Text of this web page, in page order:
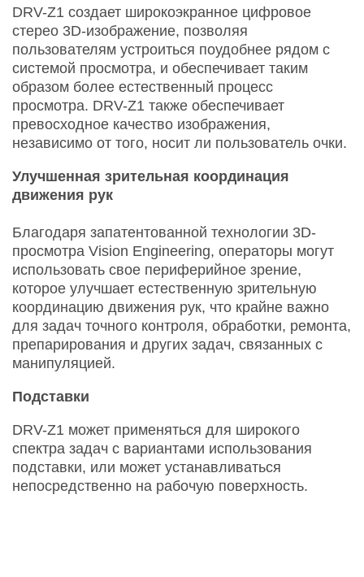
DRV-Z1 создает широкоэкранное цифровое
стерео 3D-изображение, позволяя
пользователям устроиться поудобнее рядом с
системой просмотра, и обеспечивает таким
образом более естественный процесс
просмотра. DRV-Z1 также обеспечивает
превосходное качество изображения,
независимо от того, носит ли пользователь очки.
Улучшенная зрительная координация
движения рук
Благодаря запатентованной технологии 3D-
просмотра Vision Engineering, операторы могут
использовать свое периферийное зрение,
которое улучшает естественную зрительную
координацию движения рук, что крайне важно
для задач точного контроля, обработки, ремонта,
препарирования и других задач, связанных с
манипуляцией.
Подставки
DRV-Z1 может применяться для широкого
спектра задач с вариантами использования
подставки, или может устанавливаться
непосредственно на рабочую поверхность.